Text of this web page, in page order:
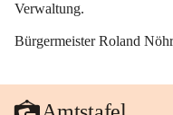
Verwaltung.
Bürgermeister Roland